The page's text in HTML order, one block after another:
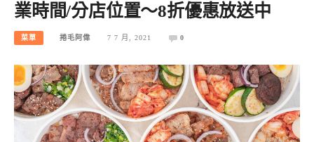
業時間/分店位置～8折優惠放送中
菜單 捲毛阿偉 7 7 月, 2021 0